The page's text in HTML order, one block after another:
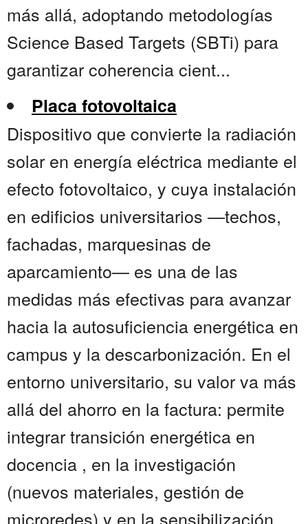
más allá, adoptando metodologías
Science Based Targets (SBTi) para
garantizar coherencia cient...
Placa fotovoltaica
Dispositivo que convierte la radiación
solar en energía eléctrica mediante el
efecto fotovoltaico, y cuya instalación
en edificios universitarios —techos,
fachadas, marquesinas de
aparcamiento— es una de las
medidas más efectivas para avanzar
hacia la autosuficiencia energética en
campus y la descarbonización. En el
entorno universitario, su valor va más
allá del ahorro en la factura: permite
integrar transición energética en
docencia , en la investigación
(nuevos materiales, gestión de
microredes) y en la sensibilización